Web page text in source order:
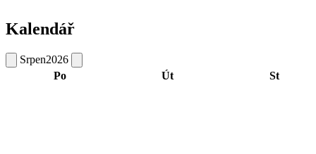
Kalendář
Srpen2026
Po
Út St